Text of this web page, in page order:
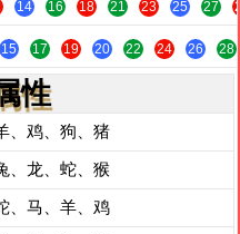
14 16 18 21 23 25 27
15 17 19 20 22 24 26 28
性
、鸡、狗、猪
、龙、蛇、猴
、马、羊、鸡